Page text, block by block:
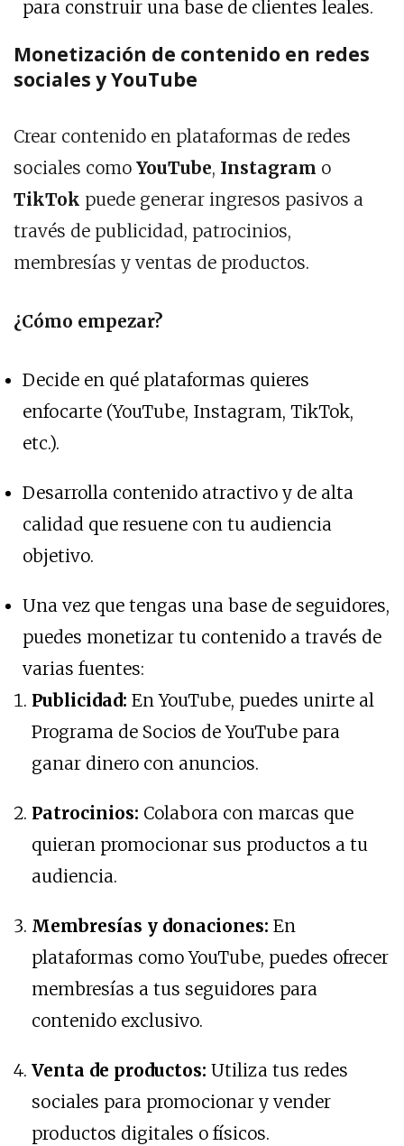
para construir una base de clientes leales.
Monetización de contenido en redes
sociales y YouTube
Crear contenido en plataformas de redes
sociales como YouTube, Instagram o
TikTok puede generar ingresos pasivos a
través de publicidad, patrocinios,
membresías y ventas de productos.
¿Cómo empezar?
Decide en qué plataformas quieres
enfocarte (YouTube, Instagram, TikTok,
etc.).
Desarrolla contenido atractivo y de alta
calidad que resuene con tu audiencia
objetivo.
Una vez que tengas una base de seguidores,
puedes monetizar tu contenido a través de
varias fuentes:
Publicidad: En YouTube, puedes unirte al
Programa de Socios de YouTube para
ganar dinero con anuncios.
Patrocinios: Colabora con marcas que
quieran promocionar sus productos a tu
audiencia.
Membresías y donaciones: En
plataformas como YouTube, puedes ofrecer
membresías a tus seguidores para
contenido exclusivo.
Venta de productos: Utiliza tus redes
sociales para promocionar y vender
productos digitales o físicos.